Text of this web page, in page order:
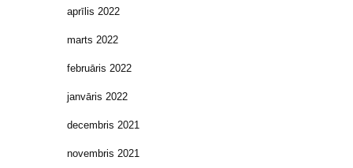
aprīlis 2022
marts 2022
februāris 2022
janvāris 2022
decembris 2021
novembris 2021